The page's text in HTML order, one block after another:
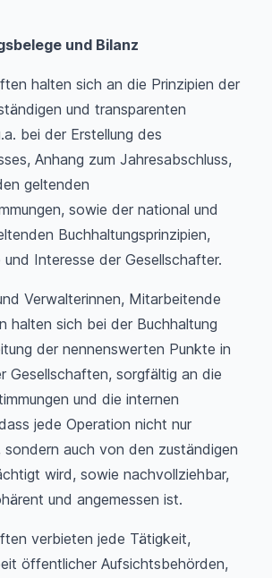
und Bilanz
halten sich an die Prinzipien der
und transparenten
bei der Erstellung des
Anhang zum Jahresabschluss,
geltenden
sowie der national und
Buchhaltungsprinzipien,
und Interesse der Gesellschafter.
Verwalterinnen, Mitarbeitende
halten sich bei der Buchhaltung
der nennenswerten Punkte in
Gesellschaften, sorgfältig an die
und die internen
jede Operation nicht nur
auch von den zuständigen
wird, sowie nachvollziehbar,
und angemessen ist.
verbieten jede Tätigkeit,
öffentlicher Aufsichtsbehörden,